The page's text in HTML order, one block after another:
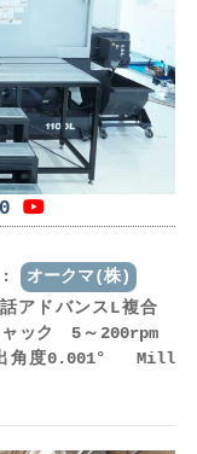
:
オークマ(株)
アドバンスL複合
ック 5～200rpm
角度0.001° Mill